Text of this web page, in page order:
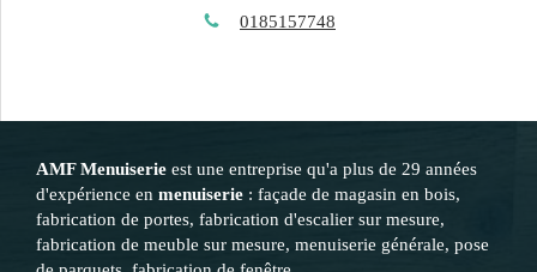
0185157748
AMF Menuiserie est une entreprise qu'a plus de 29 années
d'expérience en menuiserie : façade de magasin en bois,
fabrication de portes, fabrication d'escalier sur mesure,
fabrication de meuble sur mesure, menuiserie générale, pose